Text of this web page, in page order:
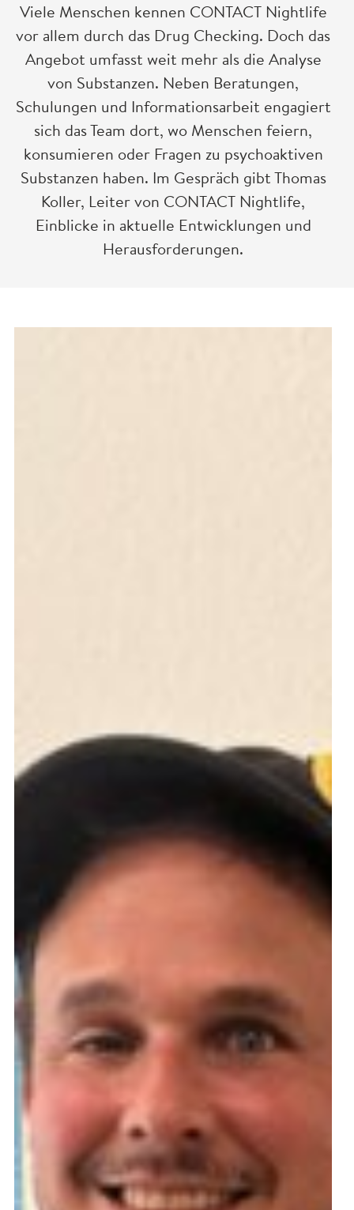
Viele Menschen kennen CONTACT Nightlife
vor allem durch das Drug Checking. Doch das
Angebot umfasst weit mehr als die Analyse
von Substanzen. Neben Beratungen,
Schulungen und Informationsarbeit engagiert
sich das Team dort, wo Menschen feiern,
konsumieren oder Fragen zu psychoaktiven
Substanzen haben. Im Gespräch gibt Thomas
Koller, Leiter von CONTACT Nightlife,
Einblicke in aktuelle Entwicklungen und
Herausforderungen.